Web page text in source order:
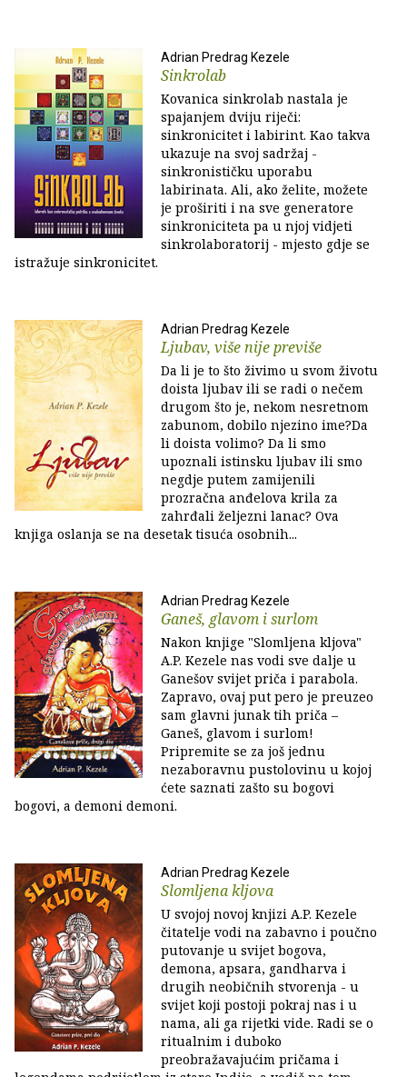
Adrian Predrag Kezele
Sinkrolab
Kovanica sinkrolab nastala je
spajanjem dviju riječi:
sinkronicitet i labirint. Kao takva
ukazuje na svoj sadržaj -
sinkronističku uporabu
labirinata. Ali, ako želite, možete
je proširiti i na sve generatore
sinkroniciteta pa u njoj vidjeti
sinkrolaboratorij - mjesto gdje se
istražuje sinkronicitet.
Adrian Predrag Kezele
Ljubav, više nije previše
Da li je to što živimo u svom životu
doista ljubav ili se radi o nečem
drugom što je, nekom nesretnom
zabunom, dobilo njezino ime?Da
li doista volimo? Da li smo
upoznali istinsku ljubav ili smo
negdje putem zamijenili
prozračna anđelova krila za
zahrđali željezni lanac? Ova
knjiga oslanja se na desetak tisuća osobnih...
Adrian Predrag Kezele
Ganeš, glavom i surlom
Nakon knjige "Slomljena kljova"
A.P. Kezele nas vodi sve dalje u
Ganešov svijet priča i parabola.
Zapravo, ovaj put pero je preuzeo
sam glavni junak tih priča –
Ganeš, glavom i surlom!
Pripremite se za još jednu
nezaboravnu pustolovinu u kojoj
ćete saznati zašto su bogovi
bogovi, a demoni demoni.
Adrian Predrag Kezele
Slomljena kljova
U svojoj novoj knjizi A.P. Kezele
čitatelje vodi na zabavno i poučno
putovanje u svijet bogova,
demona, apsara, gandharva i
drugih neobičnih stvorenja - u
svijet koji postoji pokraj nas i u
nama, ali ga rijetki vide. Radi se o
ritualnim i duboko
preobražavajućim pričama i